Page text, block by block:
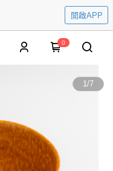
開啟APP
0
1/7